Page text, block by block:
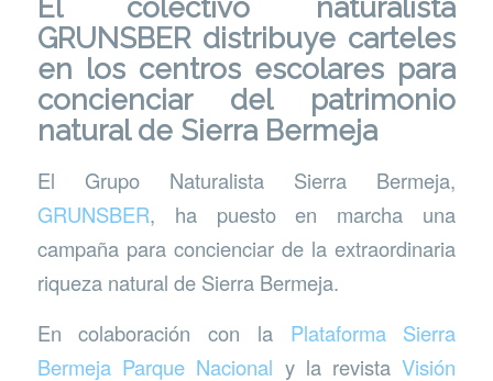
El colectivo naturalista
GRUNSBER distribuye carteles
en los centros escolares para
concienciar del patrimonio
natural de Sierra Bermeja
El Grupo Naturalista Sierra Bermeja,
GRUNSBER, ha puesto en marcha una
campaña para concienciar de la extraordinaria
riqueza natural de Sierra Bermeja.
En colaboración con la Plataforma Sierra
Bermeja Parque Nacional y la revistaVisión